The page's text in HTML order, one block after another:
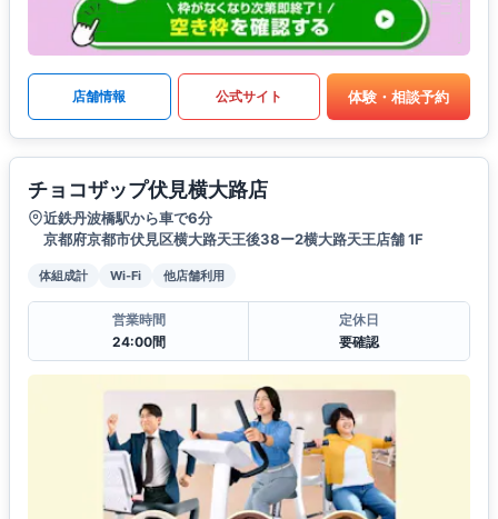
店舗情報 公式サイト 体験・相談予約
チョコザップ伏見横大路店
近鉄丹波橋駅から車で6分
京都府京都市伏見区横大路天王後38ー2横大路天王店舗 1F
体組成計 Wi-Fi 他店舗利用
営業時間
24:00間
定休日
要確認